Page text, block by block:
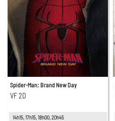
Spider-Man: Brand New Day
VF 2D
14h15, 17h15, 18h00, 20h45